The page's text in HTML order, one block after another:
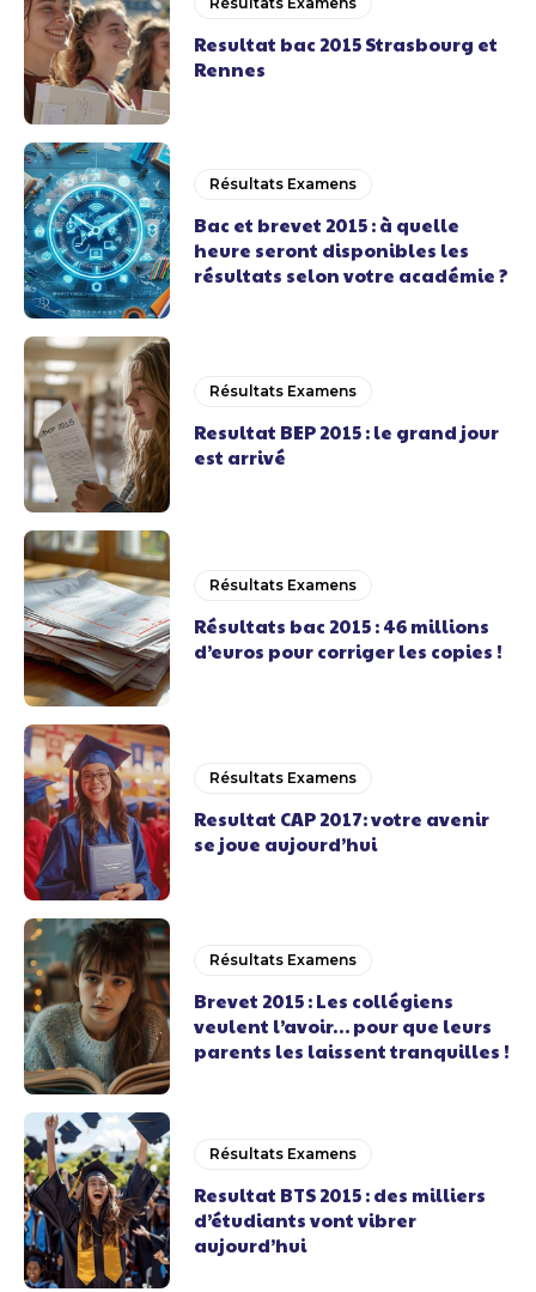
Resultat bac 2015 Strasbourg et
Rennes
Résultats Examens
Bac et brevet 2015 : à quelle
heure seront disponibles les
résultats selon votre académie ?
Résultats Examens
Resultat BEP 2015 : le grand jour
est arrivé
Résultats Examens
Résultats bac 2015 : 46 millions
d’euros pour corriger les copies !
Résultats Examens
Resultat CAP 2017: votre avenir
se joue aujourd’hui
Résultats Examens
Brevet 2015 : Les collégiens
veulent l’avoir… pour que leurs
parents les laissent tranquilles !
Résultats Examens
Resultat BTS 2015 : des milliers
d’étudiants vont vibrer
aujourd’hui